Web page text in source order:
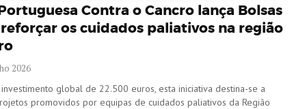
Contra o Cancro lança Bolsas
os cuidados paliativos na região
2026
investimento global de 22.500 euros, esta iniciativa destina-se a
promovidos por equipas de cuidados paliativos da Região